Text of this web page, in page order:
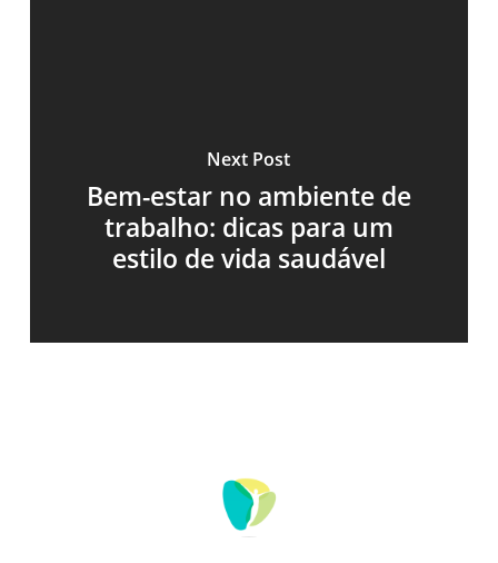
Next Post
Bem-estar no ambiente de
trabalho: dicas para um
estilo de vida saudável